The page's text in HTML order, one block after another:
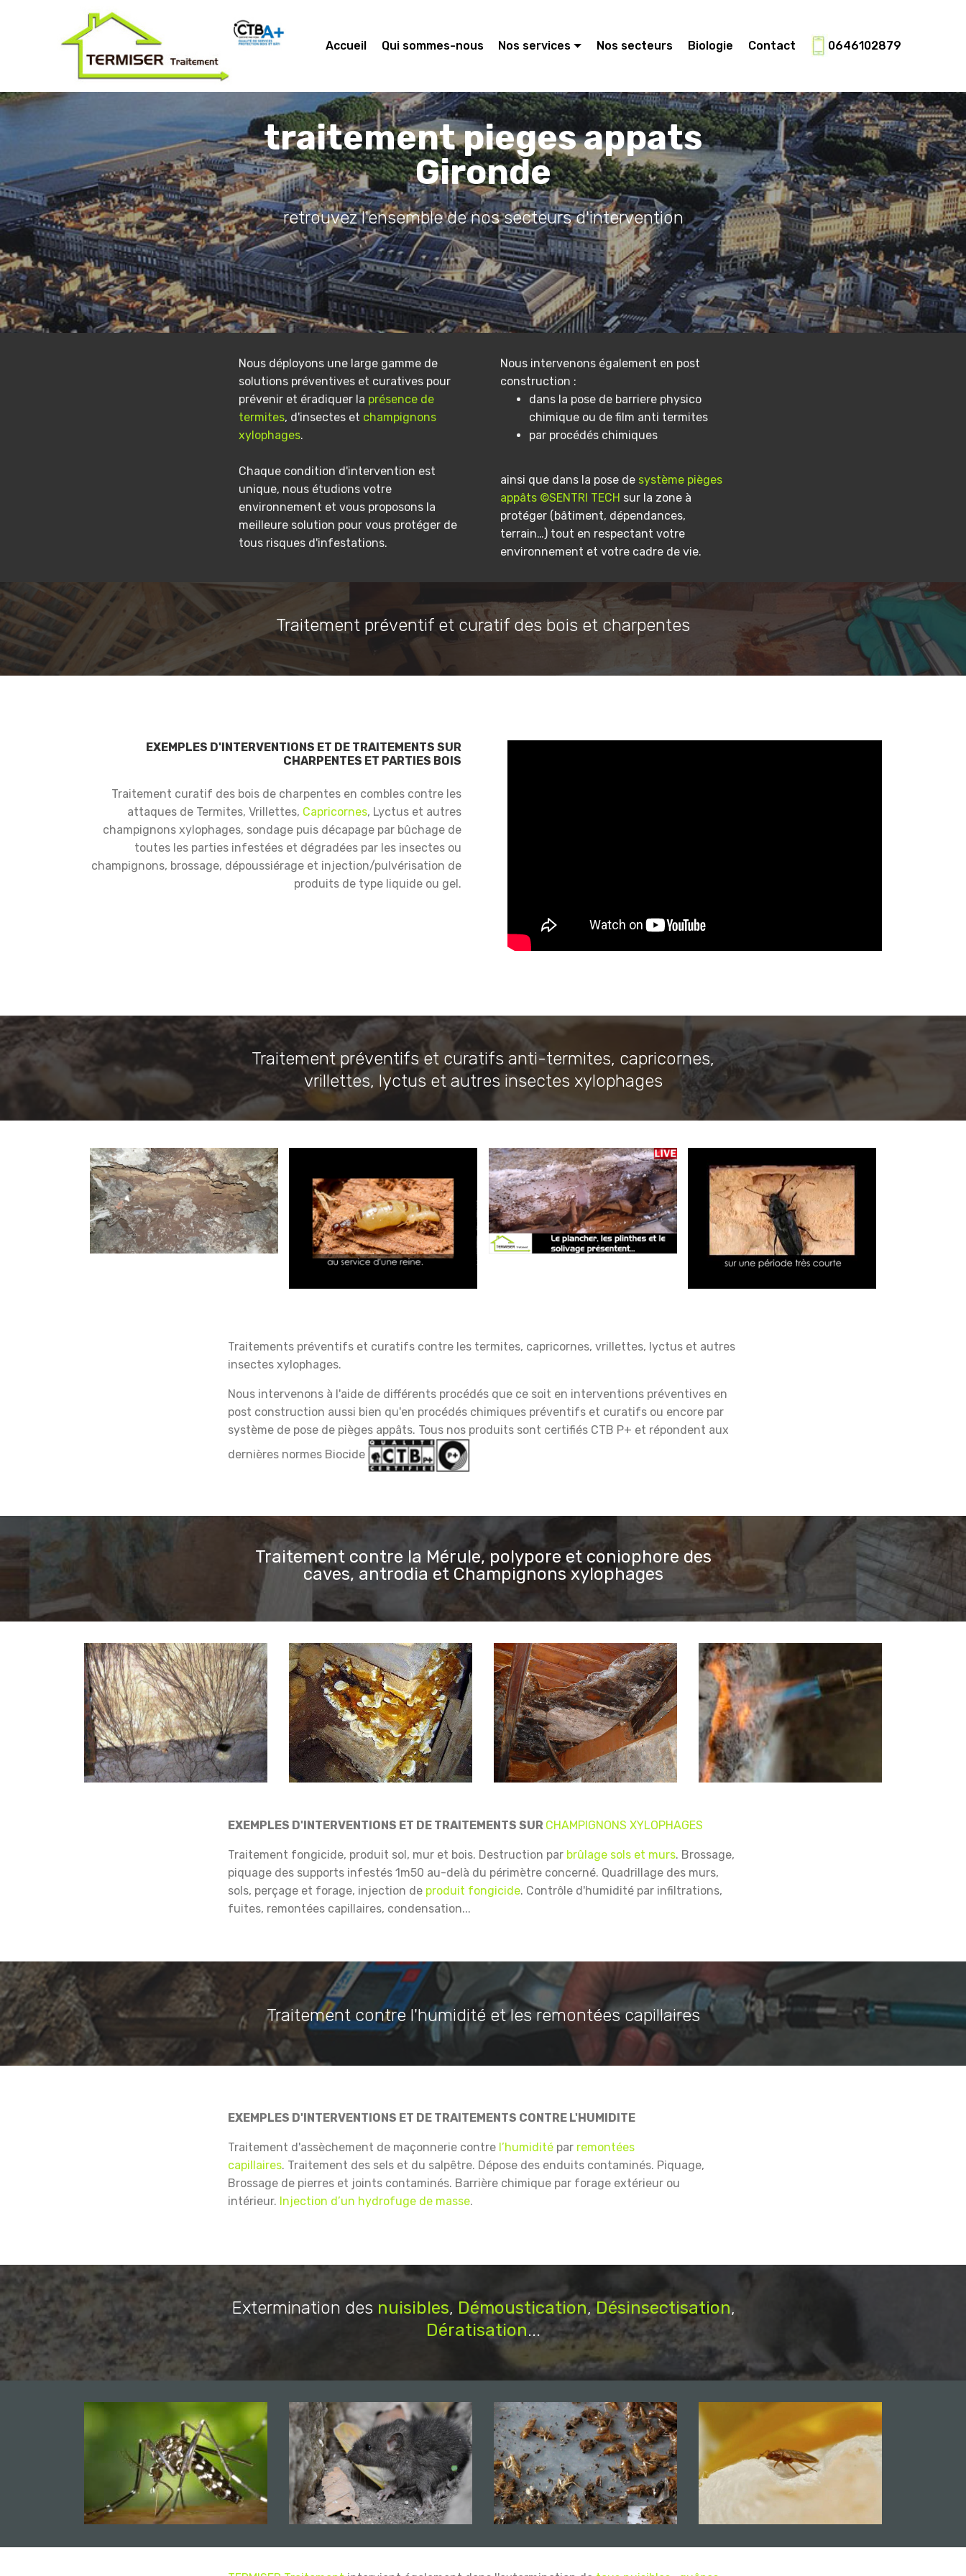
Accueil Qui sommes-nous Nos services Nos secteurs Biologie Contact 0646102879
traitement pieges appats
Gironde
retrouvez l'ensemble de nos secteurs d'intervention
Nous déployons une large gamme de
solutions préventives et curatives pour
prévenir et éradiquer la présence de
termites, d'insectes et champignons
xylophages.
Chaque condition d'intervention est
unique, nous étudions votre
environnement et vous proposons la
meilleure solution pour vous protéger de
tous risques d'infestations.
Nous intervenons également en post
construction :
dans la pose de barriere physico
chimique ou de film anti termites
par procédés chimiques
ainsi que dans la pose de système pièges
appâts ©SENTRI TECH sur la zone à
protéger (bâtiment, dépendances,
terrain…) tout en respectant votre
environnement et votre cadre de vie.
Traitement préventif et curatif des bois et charpentes
EXEMPLES D'INTERVENTIONS ET DE TRAITEMENTS SUR
CHARPENTES ET PARTIES BOIS
Traitement curatif des bois de charpentes en combles contre les
attaques de Termites, Vrillettes, Capricornes, Lyctus et autres
champignons xylophages, sondage puis décapage par bûchage de
toutes les parties infestées et dégradées par les insectes ou
champignons, brossage, dépoussiérage et injection/pulvérisation de
produits de type liquide ou gel.
Traitement préventifs et curatifs anti-termites, capricornes,
vrillettes, lyctus et autres insectes xylophages
Traitements préventifs et curatifs contre les termites, capricornes, vrillettes, lyctus et autres
insectes xylophages.
Nous intervenons à l'aide de différents procédés que ce soit en interventions préventives en
post construction aussi bien qu'en procédés chimiques préventifs et curatifs ou encore par
système de pose de pièges appâts. Tous nos produits sont certifiés CTB P+ et répondent aux
dernières normes Biocide
Traitement contre la Mérule, polypore et coniophore des
caves, antrodia et Champignons xylophages
EXEMPLES D'INTERVENTIONS ET DE TRAITEMENTS SUR CHAMPIGNONS XYLOPHAGES
Traitement fongicide, produit sol, mur et bois. Destruction par brûlage sols et murs. Brossage,
piquage des supports infestés 1m50 au-delà du périmètre concerné. Quadrillage des murs,
sols, perçage et forage, injection de produit fongicide. Contrôle d'humidité par infiltrations,
fuites, remontées capillaires, condensation...
Traitement contre l'humidité et les remontées capillaires
EXEMPLES D'INTERVENTIONS ET DE TRAITEMENTS CONTRE L'HUMIDITE
Traitement d'assèchement de maçonnerie contre l’humidité par remontées
capillaires. Traitement des sels et du salpêtre. Dépose des enduits contaminés. Piquage,
Brossage de pierres et joints contaminés. Barrière chimique par forage extérieur ou
intérieur. Injection d’un hydrofuge de masse.
Extermination des nuisibles, Démoustication,Désinsectisation,
Dératisation...